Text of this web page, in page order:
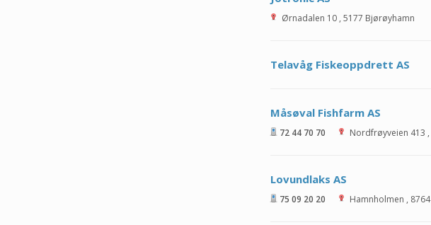
Ørnadalen 10 , 5177 Bjørøyhamn
Telavåg Fiskeoppdrett AS
Måsøval Fishfarm AS
72 44 70 70 Nordfrøyveien 413 ,
Lovundlaks AS
75 09 20 20 Hamnholmen , 8764